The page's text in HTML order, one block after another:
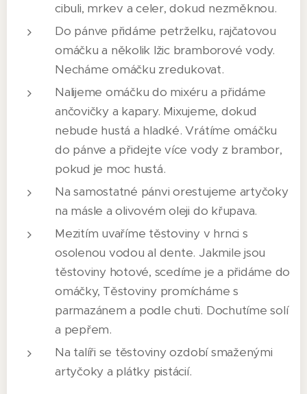
cibuli, mrkev a celer, dokud nezměknou.
Do pánve přidáme petrželku, rajčatovou
omáčku a několik lžic bramborové vody.
Necháme omáčku zredukovat.
Nalijeme omáčku do mixéru a přidáme
ančovičky a kapary. Mixujeme, dokud
nebude hustá a hladké. Vrátíme omáčku
do pánve a přidejte více vody z brambor,
pokud je moc hustá.
Na samostatné pánvi orestujeme artyčoky
na másle a olivovém oleji do křupava.
Mezitím uvaříme těstoviny v hrnci s
osolenou vodou al dente. Jakmile jsou
těstoviny hotové, scedíme je a přidáme do
omáčky, Těstoviny promícháme s
parmazánem a podle chuti. Dochutíme solí
a pepřem.
Na talíři se těstoviny ozdobí smaženými
artyčoky a plátky pistácií.